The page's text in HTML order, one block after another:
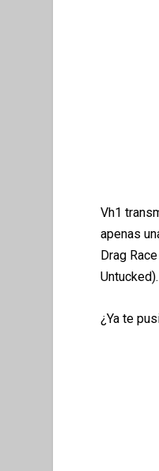
Vh1
apenas
Drag
Untucked).
¿Ya te